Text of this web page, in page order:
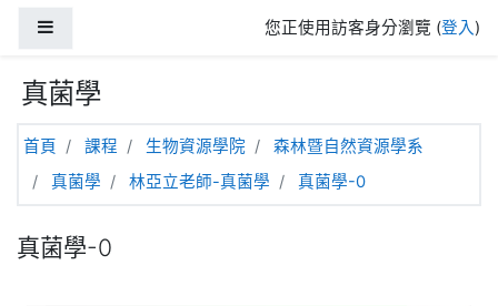
您正使用訪客身分瀏覽 (登入)
真菌學
首頁 課程 生物資源學院
森林暨自然資源學系
真菌學
林亞立老師-真菌學 真菌學-0
真菌學-0